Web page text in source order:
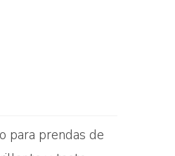
para prendas de